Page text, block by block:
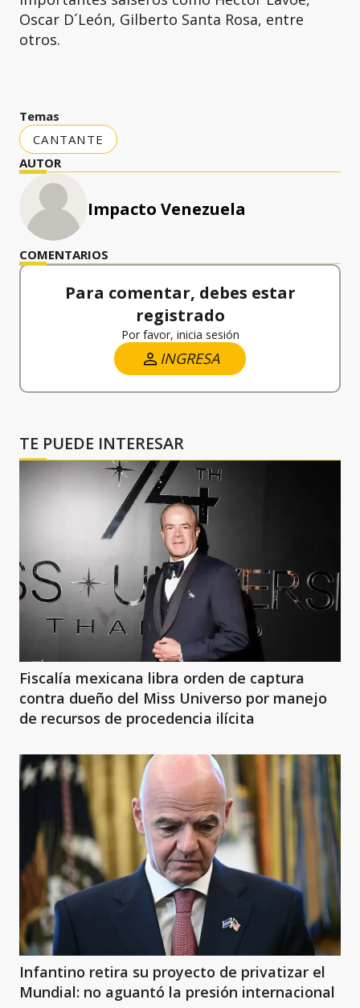
Oscar D´León, Gilberto Santa Rosa, entre
otros.
Temas
CANTANTE
AUTOR
Impacto Venezuela
COMENTARIOS
Para comentar, debes estar
registrado
Por favor, inicia sesión
INGRESA
TE PUEDE INTERESAR
Fiscalía mexicana libra orden de captura
contra dueño del Miss Universo por manejo
de recursos de procedencia ilícita
Infantino retira su proyecto de privatizar el
Mundial: no aguantó la presión internacional